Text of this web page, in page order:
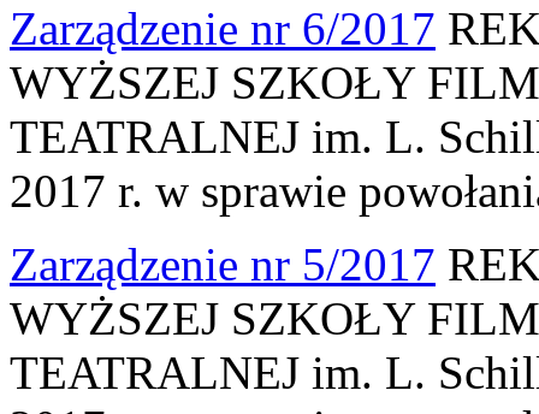
Zarządzenie nr 6/2017
WYŻSZEJ SZKOŁY
TEATRALNEJ im. L.
2017 r. w sprawie
Zarządzenie nr 5/2017
WYŻSZEJ SZKOŁY
TEATRALNEJ im. L.